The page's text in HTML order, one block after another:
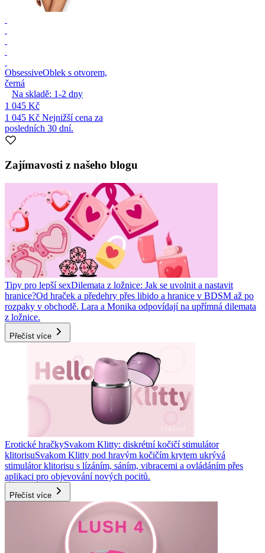
ObsessiveOblek s otvorem,
černá
Na skladě: 1-2 dny
1 045 Kč
1 045 Kč Nejnižší cena za
posledních 30 dní.
Zajímavosti z našeho blogu
Tipy pro lepší sexDilemata z ložnice: Jak se uvolnit a nastavit
hranice?Od hraček a předehry přes libido a hranice v BDSM až po
rozpaky v obchodě. Lara a Monika odpovídají na upřímná dilemata
z ložnice.
Přečíst více
Erotické hračkySvakom Klitty: diskrétní kočičí stimulátor
klitorisuSvakom Klitty pod hravým kočičím krytem ukrývá
stimulátor klitorisu s lízáním, sáním, vibracemi a ovládáním přes
aplikaci pro objevování nových pocitů.
Přečíst více